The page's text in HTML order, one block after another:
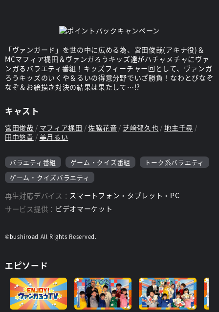
「ヴァンガード」を世の中に広める為、宮田俊哉(アキナ役)＆
MCマフィア梶田＆ヴァンガろうキッズ達がハチャメチャにヴァ
ンガるバラエティ番組！キッズフィーチャー回として、ヴァンガ
ろうキッズのいくや＆るいの得意分野でいざ勝負！なわとびなぞ
なぞ＆お絵描き対決の結果は果たして…⁉
キャスト
宮田俊哉 マフィア梶田 佐脇花音 芝﨑郁久也
地主千尋
田中悠貴
美月るい
バラエティ番組 ゲーム・クイズ番組
トーク系バラエティ
ゲーム・クイズバラエティ
再生対応デバイス： スマートフォン・タブレット・PC
サービス提供： ビデオマーケット
©bushiroad All Rights Reserved.
エピソード